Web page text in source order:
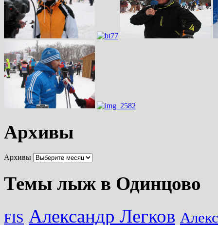
Архивы
Архивы
Темы лыж в Одинцово
FIS Александр Легков